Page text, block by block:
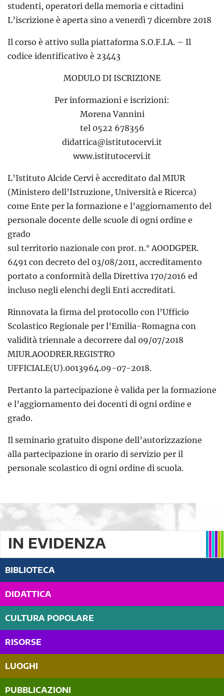
studenti, operatori della memoria e cittadini
L’iscrizione è aperta sino a venerdì 7 dicembre 2018
Il corso è attivo sulla piattaforma S.O.F.I.A. – Il
codice identificativo è 23443
MODULO DI ISCRIZIONE
Per informazioni e iscrizioni:
Morena Vannini
tel 0522 678356
didattica@istitutocervi.it
www.istitutocervi.it
L’Istituto Alcide Cervi è accreditato dal MIUR
(Ministero dell’Istruzione, Università e Ricerca)
come Ente per la formazione e l’aggiornamento del
personale docente delle scuole di ogni ordine e
grado
sul territorio nazionale con prot. n.° AOODGPER.
6491 con decreto del 03/08/2011, accreditamento
portato a conformità della Direttiva 170/2016 ed
incluso negli elenchi degli Enti accreditati.
Rinnovata la firma del protocollo con l’Ufficio
Scolastico Regionale per l’Emilia-Romagna con
validità triennale a decorrere dal 09/07/2018
MIUR.AOODRER.REGISTRO
UFFICIALE(U).0013964.09-07-2018.
Pertanto la partecipazione è valida per la formazione
e l’aggiornamento dei docenti di ogni ordine e
grado.
Il seminario gratuito dispone dell’autorizzazione
alla partecipazione in orario di servizio per il
personale scolastico di ogni ordine di scuola.
IN EVIDENZA
BIBLIOTECA
DIDATTICA
CULTURA POPOLARE
RISORSE
LUOGHI
PUBBLICAZIONI